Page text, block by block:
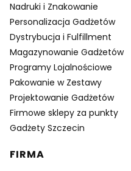
Nadruki i Znakowanie
Personalizacja Gadżetów
Dystrybucja i Fulfillment
Magazynowanie Gadżetów
Programy Lojalnościowe
Pakowanie w Zestawy
Projektowanie Gadżetów
Firmowe sklepy za punkty
Gadżety Szczecin
FIRMA